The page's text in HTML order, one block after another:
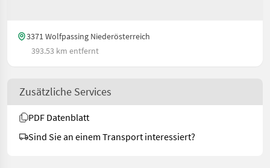
3371 Wolfpassing Niederösterreich
393.53 km entfernt
Zusätzliche Services
PDF Datenblatt
Sind Sie an einem Transport interessiert?